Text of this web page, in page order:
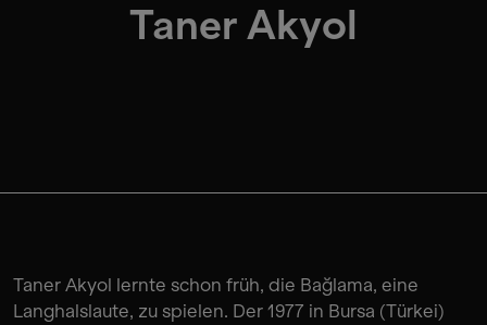
Taner Akyol
Taner Akyol lernte schon früh, die Bağlama, eine
Langhalslaute, zu spielen. Der 1977 in Bursa (Türkei)